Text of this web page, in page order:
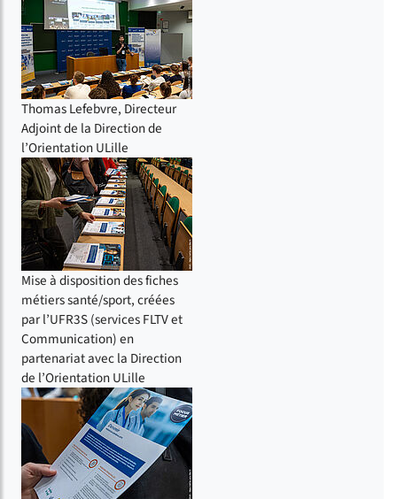
Thomas Lefebvre, Directeur
Adjoint de la Direction de
l’Orientation ULille
Mise à disposition des fiches
métiers santé/sport, créées
par l’UFR3S (services FLTV et
Communication) en
partenariat avec la Direction
de l’Orientation ULille